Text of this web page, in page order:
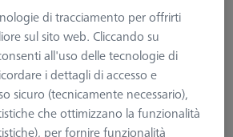
di tracciamento per offrirti
sul sito web. Cliccando su
all'uso delle tecnologie di
i dettagli di accesso e
sicuro (tecnicamente necessario),
che ottimizzano la funzionalità
per fornire funzionalità